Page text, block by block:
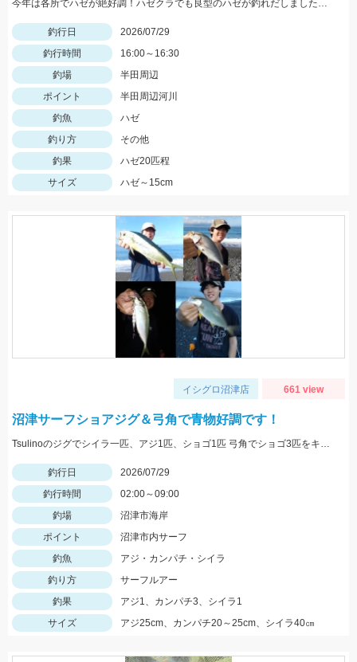
今年は各所でハゼが絶好調！ハゼクラでも良型のハゼが釣れだしました！今回はシンキングタイプのクランクを使用しました♪
釣行日
2026/07/29
釣行時間
16:00～16:30
釣場
半田周辺
ポイント
半田周辺河川
釣魚
ハゼ
釣り方
その他
釣果
ハゼ20匹程
サイズ
ハゼ～15cm
イシグロ沼津店 661 view
沼津サーフショアジグ＆弓角で青物好調です！
Tsulinoのジグでシイラ一匹、アジ1匹、ショゴ1匹 弓角でショゴ3匹をキャッチ。
釣行日
2026/07/29
釣行時間
02:00～09:00
釣場
沼津市海岸
ポイント
沼津市内サーフ
釣魚
アジ・カンパチ・シイラ
釣り方
サーフルアー
釣果
アジ1、カンパチ3、シイラ1
サイズ
アジ25cm、カンパチ20～25cm、シイラ40㎝